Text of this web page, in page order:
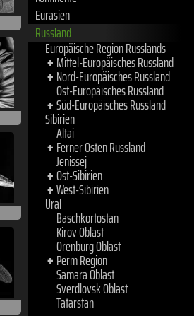
Eurasien
Russland
Europäische Region Russlands
+ Mittel-Europäisches Russland
+ Nord-Europäisches Russland
Ost-Europäisches Russland
+ Süd-Europäisches Russland
Sibirien
Altai
+ Ferner Osten Russland
Jenissej
+ Ost-Sibirien
+ West-Sibirien
Ural
Baschkortostan
Kirov Oblast
Orenburg Oblast
+ Perm Region
Samara Oblast
Sverdlovsk Oblast
Tatarstan